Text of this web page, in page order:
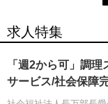
求人特集
「週2から可」調
サービス/社会保障